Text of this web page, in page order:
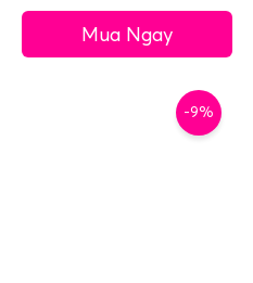
Mua Ngay
-9%